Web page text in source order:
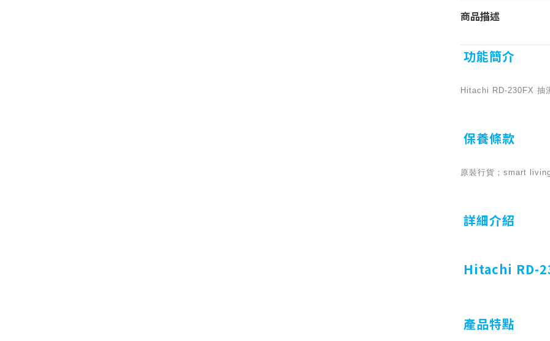
商品描述
功能簡介
Hitachi RD-230FX 抽
保養條款
原裝行貨；smart
詳細介紹
Hitachi RD-
產品特點